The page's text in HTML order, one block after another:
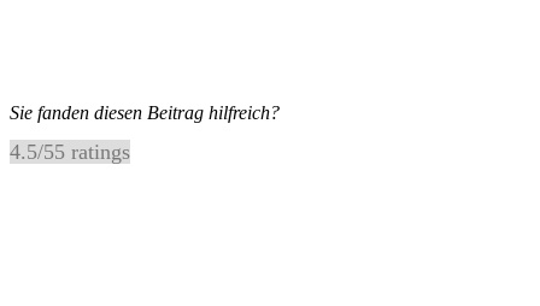
Sie fanden diesen Beitrag hilfreich?
4.5/55 ratings